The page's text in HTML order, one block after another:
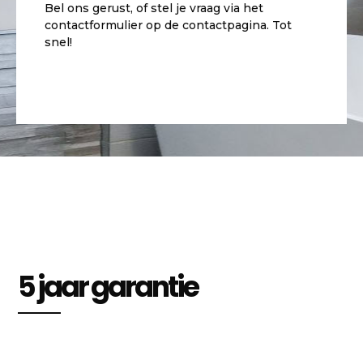
Bel ons gerust, of stel je vraag via het
contactformulier op de contactpagina. Tot
snel!
5 jaar garantie